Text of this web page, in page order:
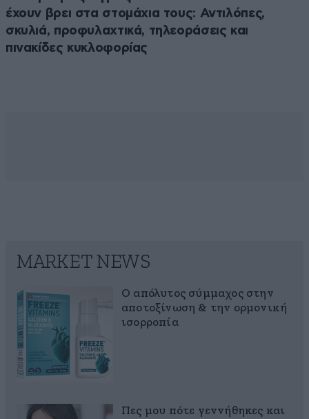
έχουν βρει στα στομάχια τους: Αντιλόπες,
σκυλιά, προφυλαχτικά, τηλεοράσεις και
πινακίδες κυκλοφορίας
MARKET NEWS
Ο απόλυτος σύμμαχος στην
αποτοξίνωση & την ορμονική
ισορροπία
Πες μου πότε γεννήθηκες και